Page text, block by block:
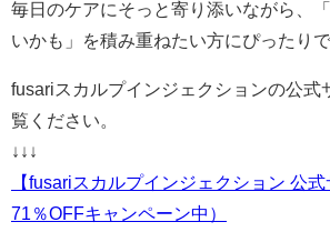
毎日のケアにそっと寄り添いながら、
いかも」を積み重ねたい方にぴったりで
fusariスカルプインジェクションの公式
覧ください。
↓↓↓
【fusariスカルプインジェクション 公
71％OFFキャンペーン中）